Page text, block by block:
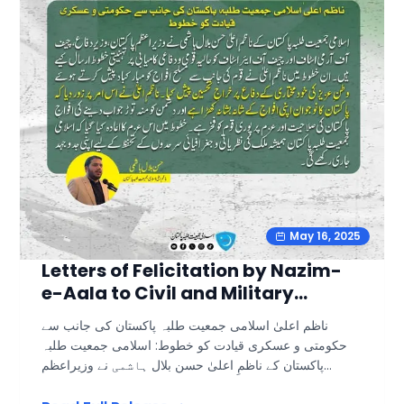
discrimination. Hasan Bilal Hashmi Nazim-e-Aala
(President) Islami Jamiat Talaba Pakistan
#JamiatPk #harvarduniversity
May 16, 2025
Letters of Felicitation by Nazim-
e-Aala to Civil and Military
Leadership
ناظم اعلیٰ اسلامی جمعیت طلبہ پاکستان کی جانب سے
حکومتی و عسکری قیادت کو خطوط: اسلامی جمعیت طلبہ
پاکستان کے ناظمِ اعلیٰ حسن بلال ہاشمی نے وزیراعظم